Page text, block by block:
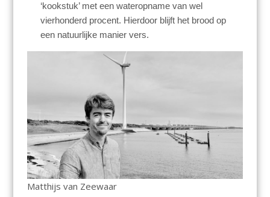
‘kookstuk’ met een wateropname van wel
vierhonderd procent. Hierdoor blijft het brood op
een natuurlijke manier vers.
Matthijs van Zeewaar